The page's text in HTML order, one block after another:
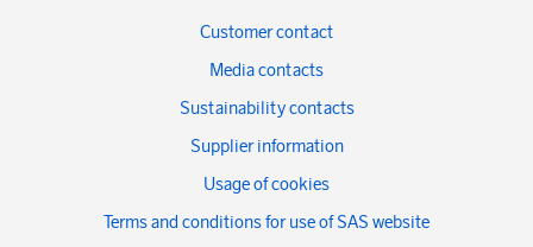
Customer contact
Media contacts
Sustainability contacts
Supplier information
Usage of cookies
Terms and conditions for use of SAS website